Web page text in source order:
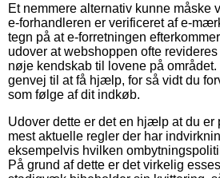
Et nemmere alternativ kunne måske
e-forhandleren er verificeret af e-
tegn på at e-forretningen
udover at webshoppen ofte
nøje kendskab til lovene på
genvej til at få hjælp, for så vidt du
som følge af dit indkøb.
Udover dette er det en hjælp at du er
mest aktuelle regler der har
eksempelvis hvilken
På grund af dette er det virkelig